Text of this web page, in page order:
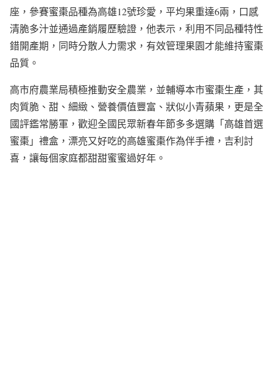
座，參賽蜜棗品種為高雄12號珍愛，平均果重達6兩，口感
清脆多汁並通過產銷履歷驗證，他表示，利用不同品種特性
錯開產期，同時分散人力需求，有效管理果園才能維持蜜棗
品質。
高市府農業局積極推動安全農業，並輔導本市蜜棗生產，其
肉質脆、甜、細緻、營養價值豐富、狀似小青蘋果，更是全
國評鑑常勝軍，歡迎全國民眾新春年節多多選購「高雄首選
蜜棗」禮盒，漂亮又好吃的高雄蜜棗作為伴手禮，吉利討
喜，讓每個家庭都甜甜蜜蜜過好年。